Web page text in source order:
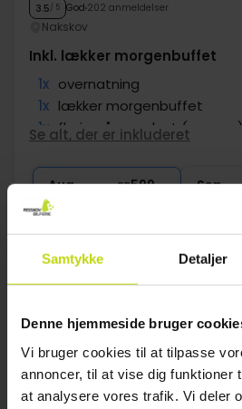
Samtykke Detaljer
Denne hjemmeside bruger
Vi bruger cookies til at tilpasse
annoncer, til at vise dig funktioner
at analysere vores trafik. Vi deler
3.5/ 5 God 202 anmeldelser
Nakskov
Inkl. lækker morgenbuffet
1x overnatning
1x lækker morgenbuffet
1x fl. vin på værelset (pr. vær.)
1x 10% rabat i restauranten
Se alt, der er inkluderet
Aug pp599,- Sep
Se mere
FAQ